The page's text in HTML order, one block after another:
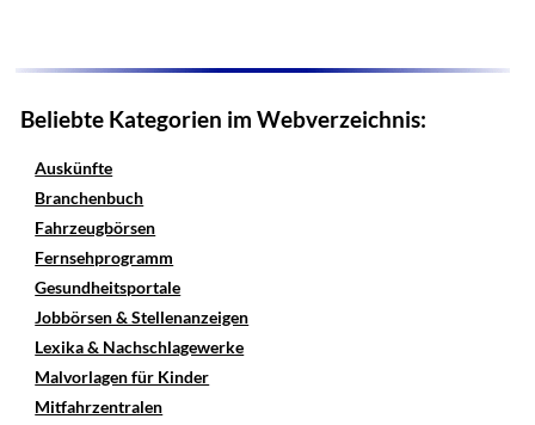
Beliebte Kategorien im Webverzeichnis:
Auskünfte
Branchenbuch
Fahrzeugbörsen
Fernsehprogramm
Gesundheitsportale
Jobbörsen & Stellenanzeigen
Lexika & Nachschlagewerke
Malvorlagen für Kinder
Mitfahrzentralen